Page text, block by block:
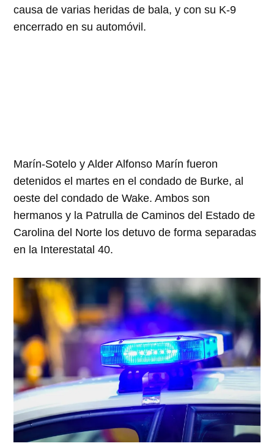
causa de varias heridas de bala, y con su K-9
encerrado en su automóvil.
Marín-Sotelo y Alder Alfonso Marín fueron
detenidos el martes en el condado de Burke, al
oeste del condado de Wake. Ambos son
hermanos y la Patrulla de Caminos del Estado de
Carolina del Norte los detuvo de forma separadas
en la Interestatal 40.